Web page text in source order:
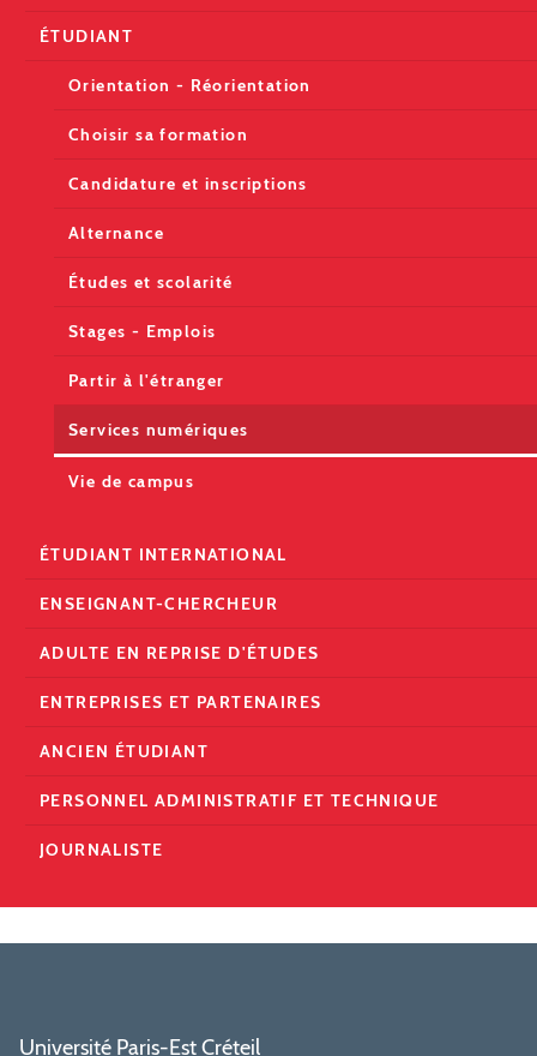
ÉTUDIANT
Orientation - Réorientation
Choisir sa formation
Candidature et inscriptions
Alternance
Études et scolarité
Stages - Emplois
Partir à l'étranger
Services numériques
Vie de campus
ÉTUDIANT INTERNATIONAL
ENSEIGNANT-CHERCHEUR
ADULTE EN REPRISE D'ÉTUDES
ENTREPRISES ET PARTENAIRES
ANCIEN ÉTUDIANT
PERSONNEL ADMINISTRATIF ET TECHNIQUE
JOURNALISTE
Université Paris-Est Créteil